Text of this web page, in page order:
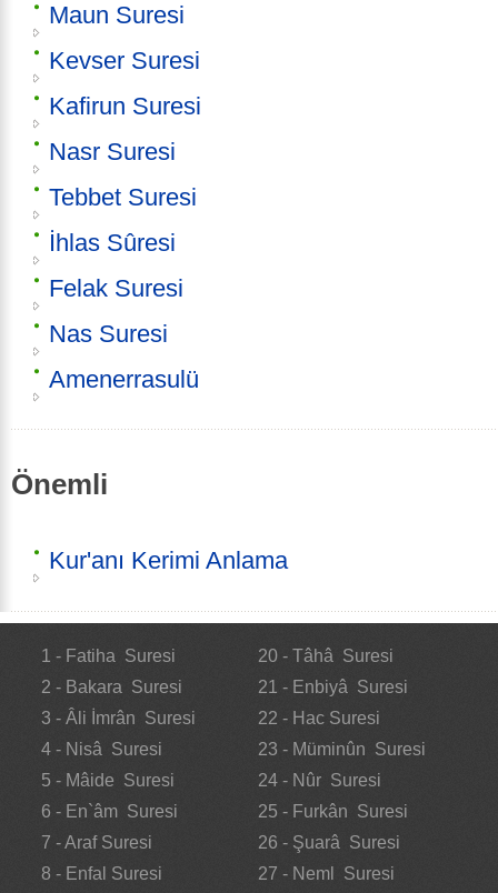
Maun Suresi
Kevser Suresi
Kafirun Suresi
Nasr Suresi
Tebbet Suresi
İhlas Sûresi
Felak Suresi
Nas Suresi
Amenerrasulü
Önemli
Kur'anı Kerimi Anlama
1 - Fatiha Suresi
2 - Bakara Suresi
3 - Âli İmrân Suresi
4 - Nisâ Suresi
5 - Mâide Suresi
6 - En`âm Suresi
7 - Araf Suresi
8 - Enfal Suresi
20 - Tâhâ Suresi
21 - Enbiyâ Suresi
22 - Hac Suresi
23 - Müminûn Suresi
24 - Nûr Suresi
25 - Furkân Suresi
26 - Şuarâ Suresi
27 - Neml Suresi